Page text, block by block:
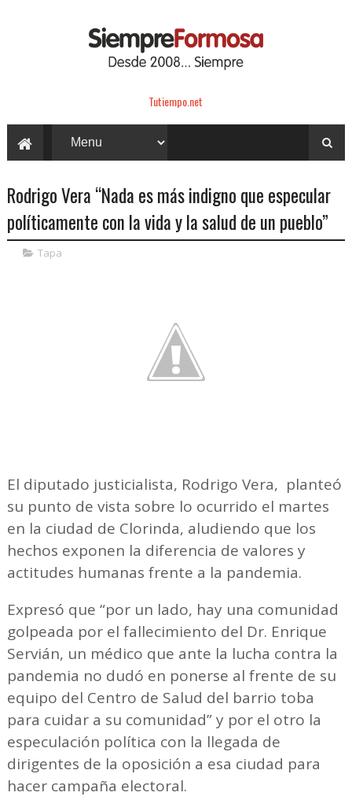
Tutiempo.net
Rodrigo Vera “Nada es más indigno que especular
políticamente con la vida y la salud de un pueblo”
Tapa
El diputado justicialista, Rodrigo Vera, planteó
su punto de vista sobre lo ocurrido el martes
en la ciudad de Clorinda, aludiendo que los
hechos exponen la diferencia de valores y
actitudes humanas frente a la pandemia.
Expresó que “por un lado, hay una comunidad
golpeada por el fallecimiento del Dr. Enrique
Servián, un médico que ante la lucha contra la
pandemia no dudó en ponerse al frente de su
equipo del Centro de Salud del barrio toba
para cuidar a su comunidad” y por el otro la
especulación política con la llegada de
dirigentes de la oposición a esa ciudad para
hacer campaña electoral.